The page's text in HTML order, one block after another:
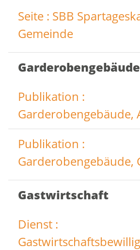
Seite : SBB
Gemeinde
Garderobengebäude
Publikation :
Garderobengebäude,
Publikation :
Garderobengebäude,
Gastwirtschaft
Dienst :